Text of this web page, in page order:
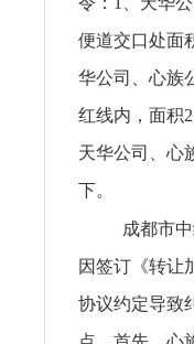
便道交口处面
华公司、心族
红线内，面积
天华公司、心
下。
成都市
因签订《转让
协议约定导致